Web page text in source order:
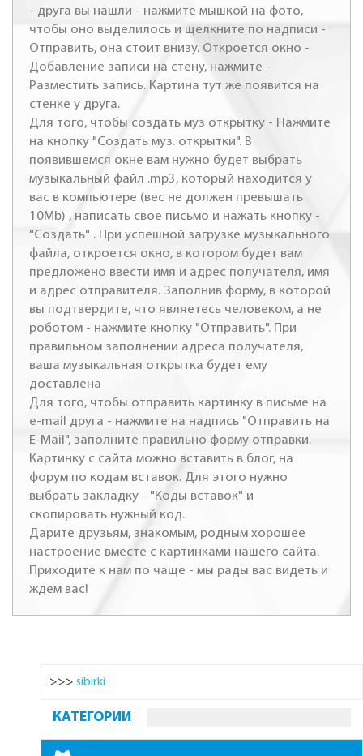
- друга вы нашли - нажмите мышкой на фото,
чтобы оно выделилось и щелкните по надписи -
Отправить, она стоит внизу. Откроется окно -
Добавление записи на стену, нажмите -
Разместить запись. Картина тут же появится на
стенке у друга.
Для того, чтобы создать муз открытку - Нажмите
на кнопку "Создать муз. открытки". В
появившемся окне вам нужно будет выбрать
музыкальный файл .mp3, который находится у
вас в компьютере (вес не должен превышать
10Mb) , написать свое письмо и нажать кнопку -
"Создать" . При успешной загрузке музыкального
файла, откроется окно, в котором будет вам
предложено ввести имя и адрес получателя, имя
и адрес отправителя. Заполнив форму, в которой
вы подтвердите, что являетесь человеком, а не
роботом - нажмите кнопку "Отправить". При
правильном заполнении адреса получателя,
ваша музыкальная открытка будет ему
доставлена
Для того, чтобы отправить картинку в письме на
e-mail друга - нажмите на надпись "Отправить на
E-Mail", заполните правильно форму отправки.
Картинку с сайта можно вставить в блог, на
форум по кодам вставок. Для этого нужно
выбрать закладку - "Коды вставок" и
скопировать нужный код.
Дарите друзьям, знакомым, родным хорошее
настроение вместе с картинками нашего сайта.
Приходите к нам по чаще - мы рады вас видеть и
ждем вас!
>>> sibirki
КАТЕГОРИИ